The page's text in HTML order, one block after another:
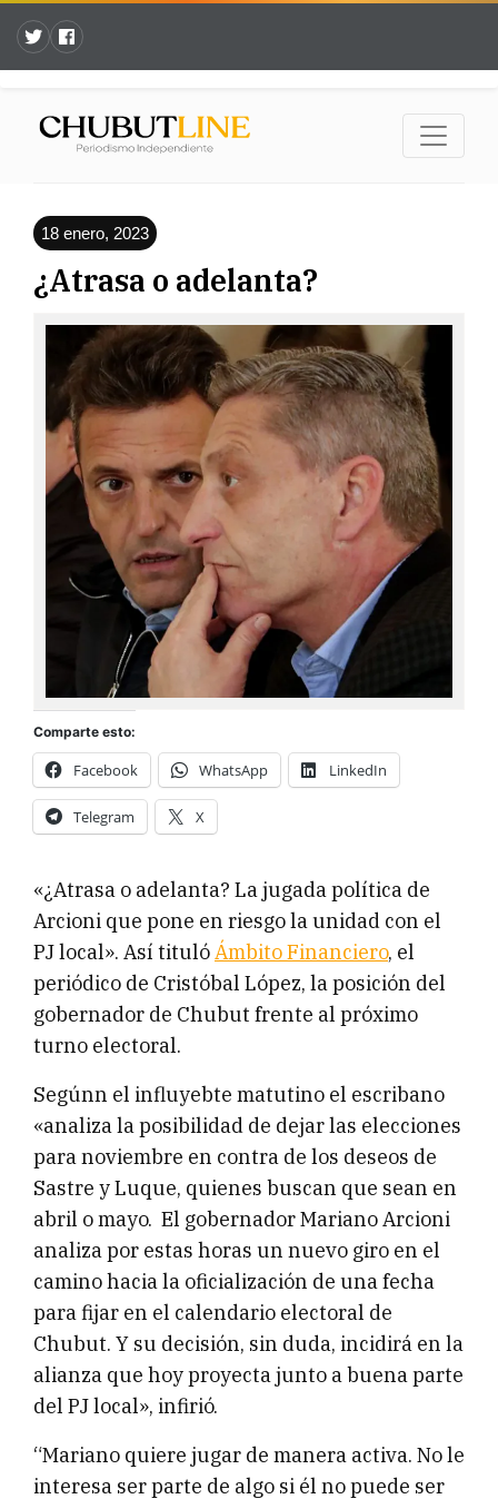
18 enero, 2023
¿Atrasa o adelanta?
Comparte esto:
Facebook WhatsApp LinkedIn
Telegram X
«¿Atrasa o adelanta? La jugada política de
Arcioni que pone en riesgo la unidad con el
PJ local». Así titulóÁmbito Financiero, el
periódico de Cristóbal López, la posición del
gobernador de Chubut frente al próximo
turno electoral.
Segúnn el influyebte matutino el escribano
«analiza la posibilidad de dejar las elecciones
para noviembre en contra de los deseos de
Sastre y Luque, quienes buscan que sean en
abril o mayo. El gobernador Mariano Arcioni
analiza por estas horas un nuevo giro en el
camino hacia la oficialización de una fecha
para fijar en el calendario electoral de
Chubut. Y su decisión, sin duda, incidirá en la
alianza que hoy proyecta junto a buena parte
del PJ local», infirió.
“Mariano quiere jugar de manera activa. No le
interesa ser parte de algo si él no puede ser